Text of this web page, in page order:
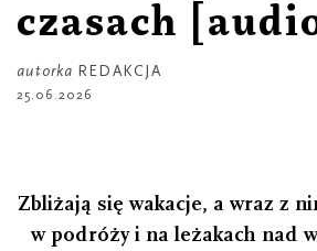
czasach
autorka REDAKCJA
25.06.2026
Zbliżają się wakacje, a wraz z
w podróży i na leżakach nad